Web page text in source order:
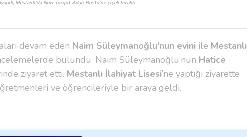
Mestanlı’da Nuri Turgut Adalı Büstü’ne çiçek bıraktı
devam eden Naim Süleymanoğlu'nun evini ile Mestanlı
bulundu. Naim Süleymanoğlu’nun Hatice
ziyaret etti. Mestanlı İlahiyat Lisesi’ne yaptığı ziyarette
ve öğrencileriyle bir araya geldi.